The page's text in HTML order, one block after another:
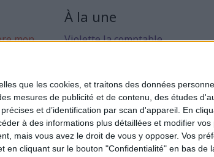
que les cookies, et traitons des données
mesures de publicité et de contenu, des études
et d’identification par scan d'appareil. En
à des informations plus détaillées et modifier vos
mais vous avez le droit de vous y opposer. Vos
cliquant sur le bouton "Confidentialité" en bas de
mon
À la une
Violette la comptable
Loueur en Meublé
Côté Retraite
Location de bureaux
Examen de Conformité Fiscale